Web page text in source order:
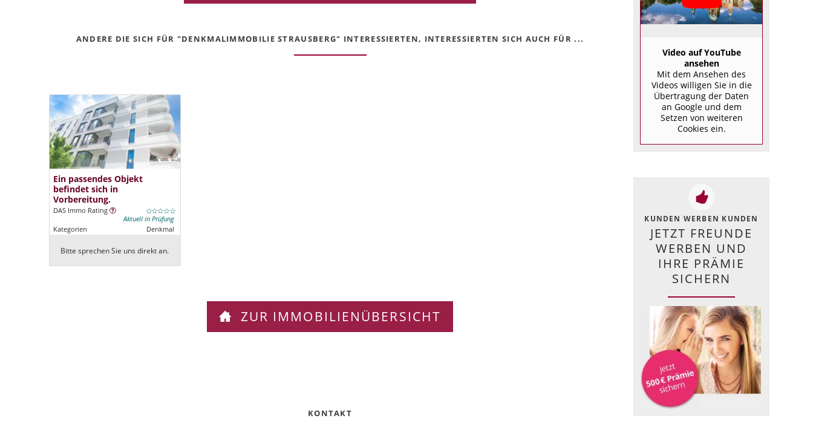
ANDERE DIE SICH FÜR "DENKMALIMMOBILIE STRAUSBERG" INTERESSIERTEN, INTERESSIERTEN SICH AUCH FÜR ...
Ein passendes Objekt
befindet sich in
Vorbereitung.
DAS Immo Rating
Aktuell in Prüfung
Kategorien
Denkmal
Bitte sprechen Sie uns direkt an.
ZUR IMMOBILIENÜBERSICHT
KONTAKT
Video auf YouTube
ansehen
Mit dem Ansehen des
Videos willigen Sie in die
Übertragung der Daten
an Google und dem
Setzen von weiteren
Cookies ein.
KUNDEN WERBEN KUNDEN
JETZT FREUNDE
WERBEN UND
IHRE PRÄMIE
SICHERN